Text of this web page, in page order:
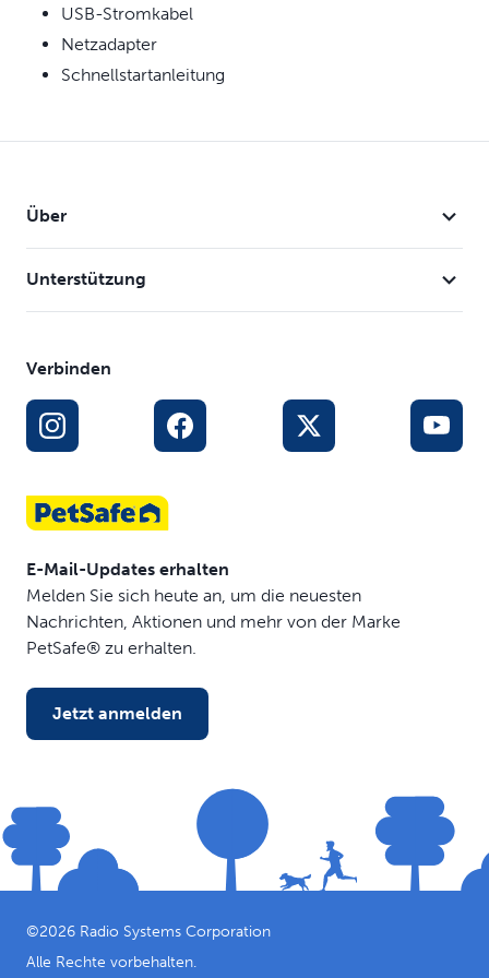
USB-Stromkabel
Netzadapter
Schnellstartanleitung
Über
Unterstützung
Verbinden
E-Mail-Updates erhalten
Melden Sie sich heute an, um die neuesten
Nachrichten, Aktionen und mehr von der Marke
PetSafe® zu erhalten.
Jetzt anmelden
©2026 Radio Systems Corporation
Alle Rechte vorbehalten.